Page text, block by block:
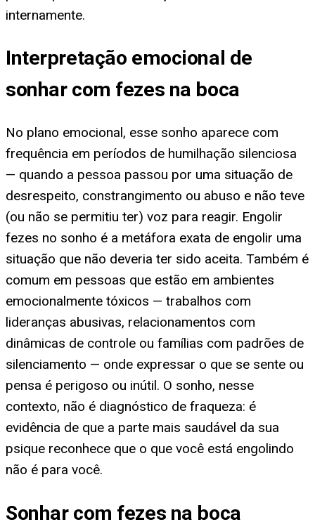
internamente.
Interpretação emocional de
sonhar com fezes na boca
No plano emocional, esse sonho aparece com
frequência em períodos de humilhação silenciosa
— quando a pessoa passou por uma situação de
desrespeito, constrangimento ou abuso e não teve
(ou não se permitiu ter) voz para reagir. Engolir
fezes no sonho é a metáfora exata de engolir uma
situação que não deveria ter sido aceita. Também é
comum em pessoas que estão em ambientes
emocionalmente tóxicos — trabalhos com
lideranças abusivas, relacionamentos com
dinâmicas de controle ou famílias com padrões de
silenciamento — onde expressar o que se sente ou
pensa é perigoso ou inútil. O sonho, nesse
contexto, não é diagnóstico de fraqueza: é
evidência de que a parte mais saudável da sua
psique reconhece que o que você está engolindo
não é para você.
Sonhar com fezes na boca